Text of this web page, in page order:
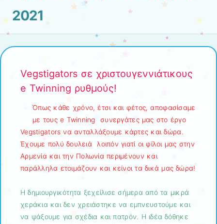
2021
Vegstigators σε χριστουγεννιάτικους
e Twinning ρυθμούς!
Όπως κάθε χρόνο, έτσι και φέτος, αποφασίσαμε
με τους e Twinning συνεργάτες μας στο έργο
Vegstigators να ανταλλάξουμε κάρτες και δώρα.
Έχουμε πολύ δουλειά λοιπόν γιατί οι φίλοι μας στην
Αρμενία και την Πολωνία περιμένουν και
παράλληλα ετοιμάζουν και κείνοι τα δικά μας δώρα!
Η δημιουργικότητα ξεχείλισε σήμερα από τα μικρά
χεράκια και δεν χρειάστηκε να εμπνευστούμε και
να ψάξουμε για σχέδια και πατρόν. Η ιδέα δόθηκε